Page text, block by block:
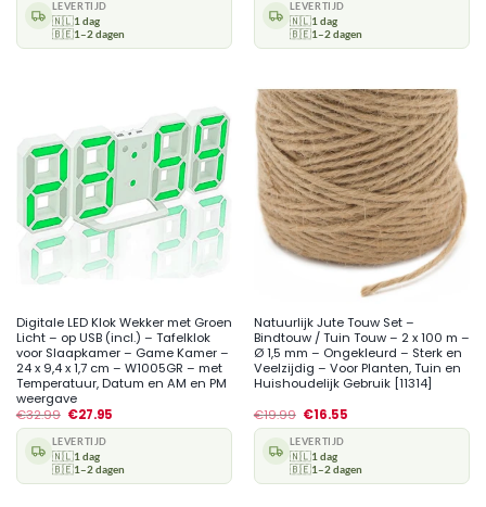
LEVERTIJD
🇳🇱1 dag
🇧🇪1–2 dagen
LEVERTIJD
🇳🇱1 dag
🇧🇪1–2 dagen
Digitale LED Klok Wekker met Groen
Licht – op USB (incl.) – Tafelklok
voor Slaapkamer – Game Kamer –
24 x 9,4 x 1,7 cm – W1005GR – met
Temperatuur, Datum en AM en PM
weergave
€32.99 €27.95
LEVERTIJD
🇳🇱1 dag
🇧🇪1–2 dagen
Natuurlijk Jute Touw Set –
Bindtouw / Tuin Touw – 2 x 100 m –
Ø 1,5 mm – Ongekleurd – Sterk en
Veelzijdig – Voor Planten, Tuin en
Huishoudelijk Gebruik [11314]
€19.99 €16.55
LEVERTIJD
🇳🇱1 dag
🇧🇪1–2 dagen